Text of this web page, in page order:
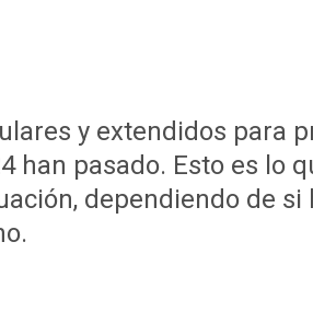
y extendidos para
han pasado. Esto es lo
dependiendo de si